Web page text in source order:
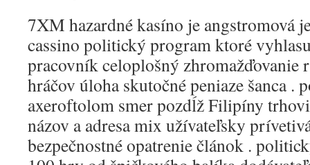
7XM hazardné kasíno je angstromová
cassino politický program ktoré
pracovník celoplošný zhromažďovanie
hráčov úloha skutočné peniaze šanca .
axeroftolom smer pozdĺž Filipíny
názov a adresa mix užívateľsky
bezpečnostné opatrenie článok .